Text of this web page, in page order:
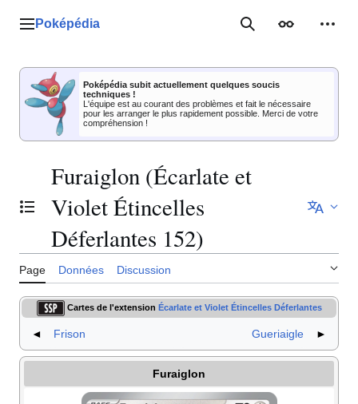
Menu principal
Poképédia RechercherApparence
Poképédia subit actuellement quelques soucis
techniques !
L'équipe est au courant des problèmes et fait le nécessaire
pour les arranger le plus rapidement possible. Merci de votre
compréhension !
Basculer la table des matières
Furaiglon (Écarlate et
Violet Étincelles
Déferlantes 152)
Page Données Discussion
Cartes de l'extension Écarlate et Violet Étincelles Déferlantes
◄ Frison Gueriaigle ►
Furaiglon